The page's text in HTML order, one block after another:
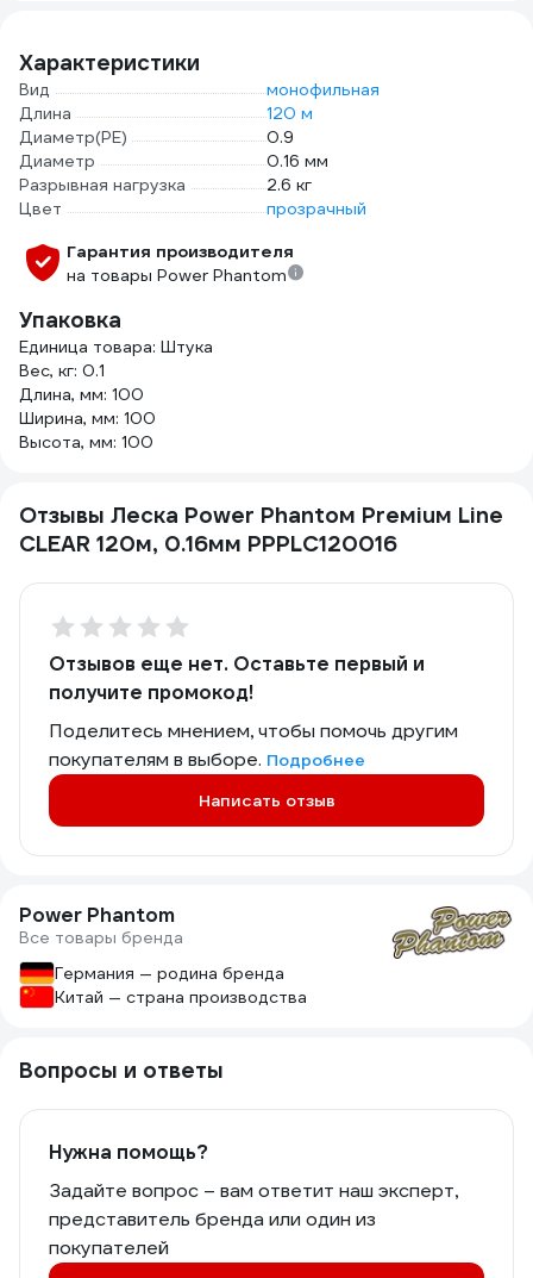
Характеристики
Вид
монофильная
Длина
120 м
Диаметр(PE)
0.9
Диаметр
0.16 мм
Разрывная нагрузка
2.6 кг
Цвет
прозрачный
Гарантия производителя
на товары Power Phantom
Упаковка
Единица товара: Штука
Вес, кг: 0.1
Длина, мм: 100
Ширина, мм: 100
Высота, мм: 100
Отзывы Леска Power Phantoм Preмiuм Line
CLEAR 120м, 0.16мм PPPLC120016
Отзывов еще нет. Оставьте первый и
получите промокод!
Поделитесь мнением, чтобы помочь другим
покупателям в выборе. Подробнее
Написать отзыв
Power Phantom
Все товары бренда
Германия — родина бренда
Китай — страна производства
Вопросы и ответы
Нужна помощь?
Задайте вопрос – вам ответит наш эксперт,
представитель бренда или один из
покупателей